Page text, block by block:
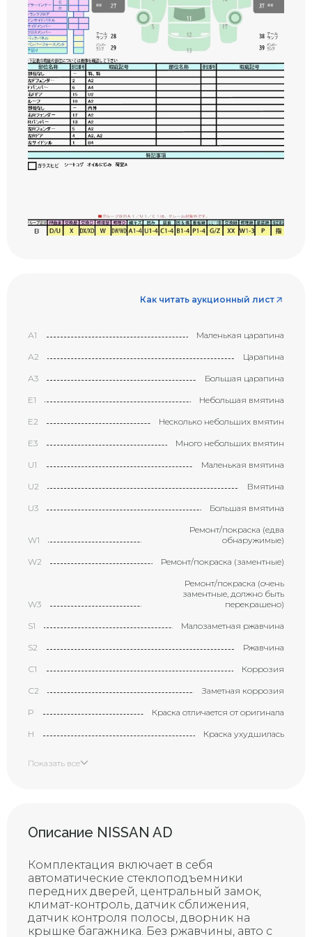
Как читать аукционный лист
А1 Маленькая царапина
А2 Царапина
А3 Большая царапина
Е1 Небольшая вмятина
Е2 Несколько небольших вмятин
Е3 Много небольших вмятин
U1 Маленькая вмятина
U2 Вмятина
U3 Большая вмятина
W1
Ремонт/покраска (едва
обнаружимые)
W2 Ремонт/покраска (заментные)
W3
Ремонт/покраска (очень
заментные, должно быть
перекрашено)
S1 Малозаметная ржавчина
S2 Ржавчина
С1 Коррозия
С2 Заметная коррозия
P Краска отличается от оригинала
H Краска ухудшилась
В3
(размером с локоть)
Y1 Маленькая трещина
Y2 Трещина
Показать все
Описание NISSAN AD
Комплектация включает в себя
автоматические стеклоподъемники
передних дверей, центральный замок,
климат-контроль, датчик сближения,
датчик контроля полосы, дворник на
крышке багажника. Без ржавчины, авто с